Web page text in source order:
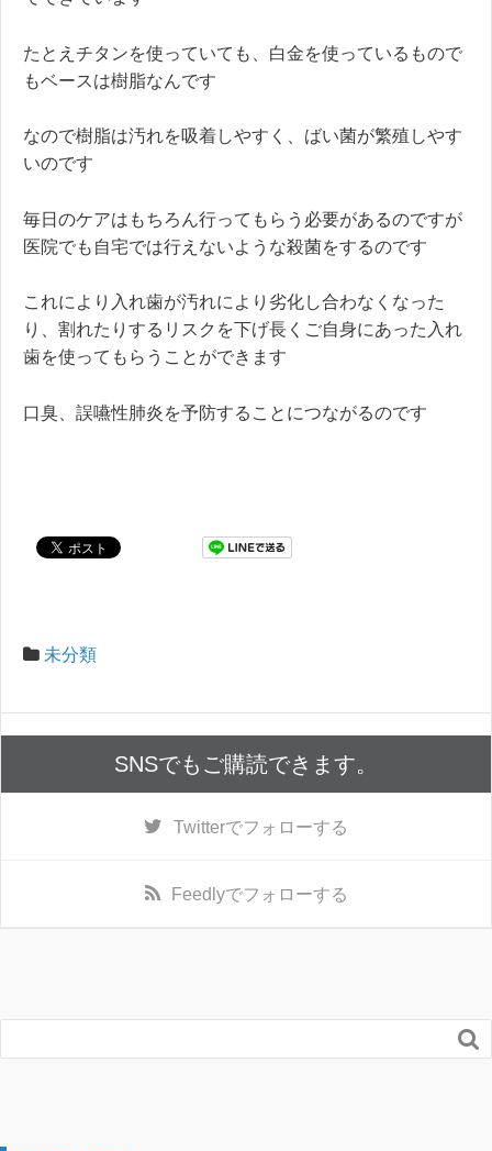
たとえチタンを使っていても、白金を使っているもので
もベースは樹脂なんです
なので樹脂は汚れを吸着しやすく、ばい菌が繁殖しやす
いのです
毎日のケアはもちろん行ってもらう必要があるのですが
医院でも自宅では行えないような殺菌をするのです
これにより入れ歯が汚れにより劣化し合わなくなった
り、割れたりするリスクを下げ長くご自身にあった入れ
歯を使ってもらうことができます
口臭、誤嚥性肺炎を予防することにつながるのです
未分類
SNSでもご購読できます。
Twitterでフォローする
Feedlyでフォローする
